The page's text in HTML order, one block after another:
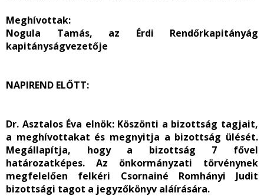
Meghívottak:
Nogula Tamás, az Érdi Rendőrkapitányág
kapitányságvezetője
NAPIREND ELŐTT:
Dr. Asztalos Éva elnök:Köszönti a bizottság tagjait,
a meghívottakat és megnyitja a bizottság ülését.
Megállapítja, hogy a bizottság 7 fővel
határozatképes. Az önkormányzati törvénynek
megfelelően felkéri Csornainé Romhányi Judit
bizottsági tagot a jegyzőkönyv aláírására.